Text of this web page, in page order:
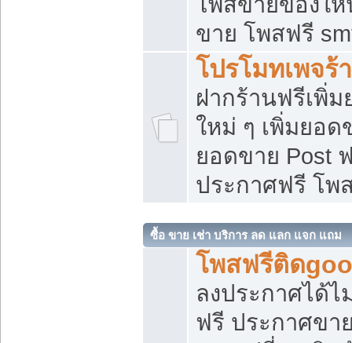
ขาย โพสฟรี
โปรโมทเพจร้
ฝากร้านฟรีเพิ่
ใหม่ ๆ เพิ่มยอด
ยอดขาย Post
ประกาศฟรี โพ
ซื้อ ขาย เช่า บริการ ลด แลก แจก แถม
โพสฟรีติด
ลงประกาศได้
ฟรี ประกาศข